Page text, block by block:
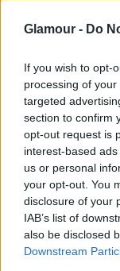
Glamour - Do
If you wish to opt-
processing of
targeted
section to confirm
opt-out request is
interest-based
us or personal
your opt-out. You
disclosure of your
IAB’s list of
also be disclosed
Downstream
Daisy Ridley a
Fotó: Northfoto
A
Ha valaki most
azok, akik még
ismertebbek és